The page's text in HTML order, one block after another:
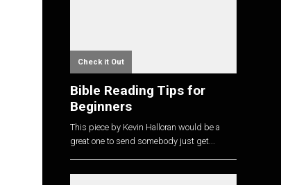
Check it Out
Bible Reading Tips for
Beginners
This piece by Kevin Halloran would be a
great one to send somebody just get...